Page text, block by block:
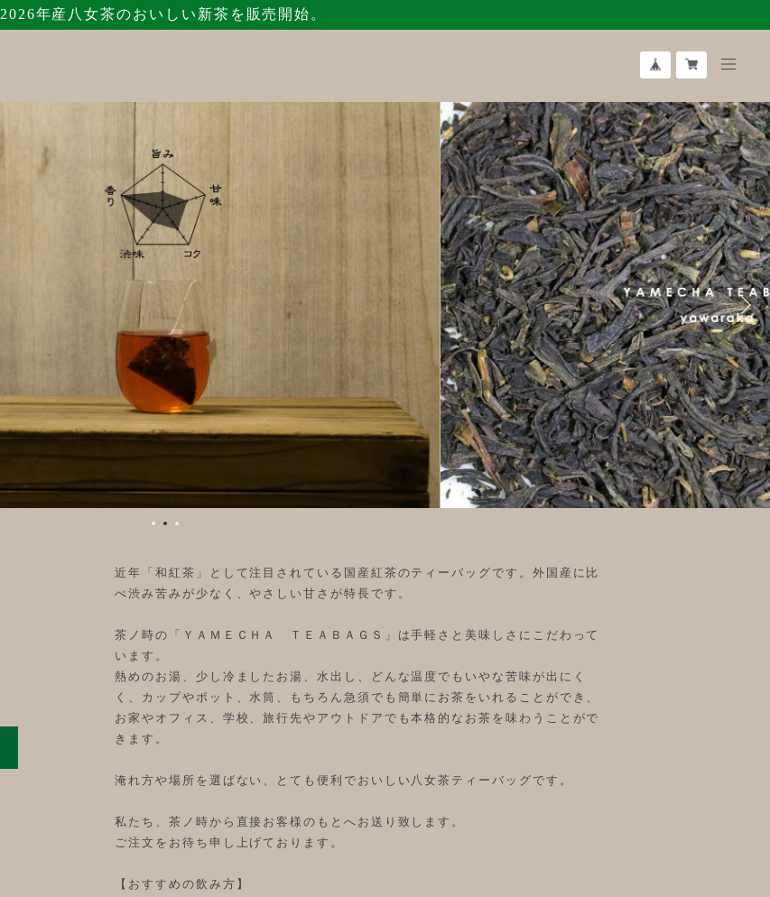
2026年産八女茶のおいしい新茶を販売開始。
近年「和紅茶」として注目されている国産紅茶のティーバッグです。外国産に比
べ渋み苦みが少なく、やさしい甘さが特長です。
茶ノ時の「ＹＡＭＥＣＨＡ ＴＥＡＢＡＧＳ」は手軽さと美味しさにこだわって
います。
熱めのお湯、少し冷ましたお湯、水出し、どんな温度でもいやな苦味が出にく
く、カップやポット、水筒、もちろん急須でも簡単にお茶をいれることができ、
お家やオフィス、学校、旅行先やアウトドアでも本格的なお茶を味わうことがで
きます。
淹れ方や場所を選ばない、とても便利でおいしい八女茶ティーバッグです。
私たち、茶ノ時から直接お客様のもとへお送り致します。
ご注文をお待ち申し上げております。
【おすすめの飲み方】